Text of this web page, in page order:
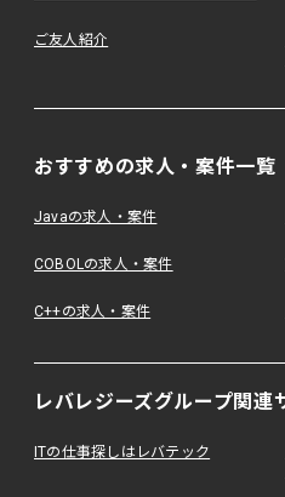
ご友人紹介
おすすめの求人・案件一覧
Javaの求人・案件
COBOLの求人・案件
C++の求人・案件
レバレジーズグループ関連
ITの仕事探しはレバテック